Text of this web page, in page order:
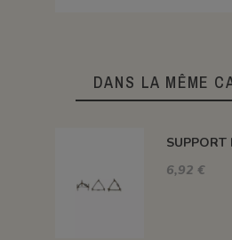
DANS LA MÊME
6,92 €